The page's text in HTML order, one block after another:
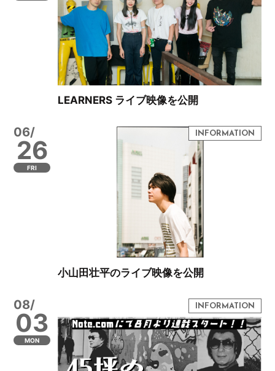
LEARNERS ライブ映像を公開
06/
26
FRI
小山田壮平のライブ映像を公開
08/
03
MON